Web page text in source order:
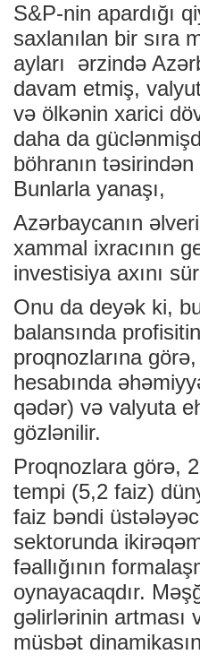
S&P-nin apardığı
saxlanılan bir sıra
ayları ərzində
davam etmiş,
və ölkənin xarici
daha da
böhranın
Bunlarla yanaşı,
Azərbaycanın
xammal ixracının
investisiya axını
Onu da deyək ki,
balansında
proqnozlarına
hesabında
qədər) və valyuta
gözlənilir.
Proqnozlara görə,
tempi (5,2 faiz)
faiz bəndi
sektorunda
fəallığının
oynayacaqdır.
gəlirlərinin artması
müsbət